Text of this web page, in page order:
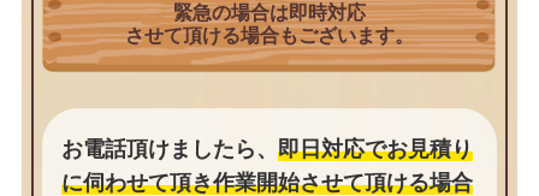
緊急の場合は即時対応
させて頂ける場合もございます。
お電話頂けましたら、 即日対応でお見積り
に伺わせて頂き作業開始させて頂ける場合